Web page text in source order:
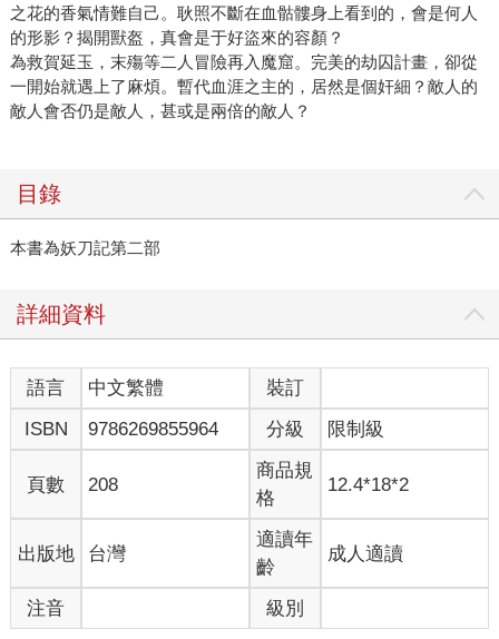
之花的香氣情難自己。耿照不斷在血骷髏身上看到的，會是何人
的形影？揭開獸盔，真會是于好盜來的容顏？
為救賀延玉，末殤等二人冒險再入魔窟。完美的劫囚計畫，卻從
一開始就遇上了麻煩。暫代血涯之主的，居然是個奸細？敵人的
敵人會否仍是敵人，甚或是兩倍的敵人？
目錄
本書為妖刀記第二部
詳細資料
語言 中文繁體
裝訂
ISBN
9786269855964 分級 限制級
頁數 208
商品規
格
12.4*18*2
出版地 台灣
適讀年
齡
成人適讀
注音 級別